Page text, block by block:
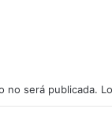
no será publicada.